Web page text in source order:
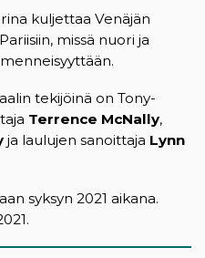
kuljettaa Venäjän
missä nuori ja
tekijöinä on Tony-
Terrence McNally,
ja laulujen sanoittaja Lynn
syksyn 2021 aikana.